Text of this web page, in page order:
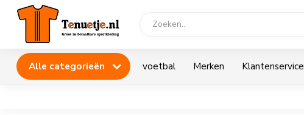
Alle categorieën voetbal Merken Klantenservice